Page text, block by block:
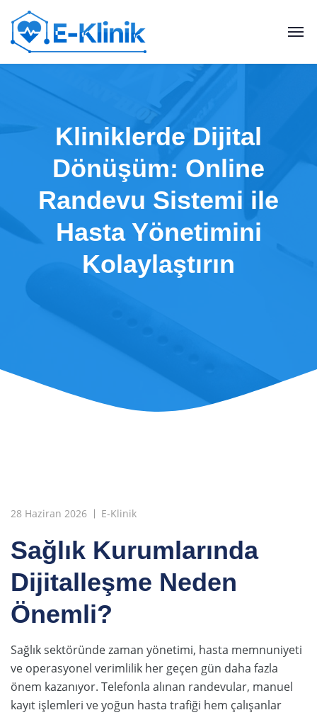
Kliniklerde Dijital
Dönüşüm: Online
Randevu Sistemi ile
Hasta Yönetimini
Kolaylaştırın
28 Haziran 2026 E-Klinik
Sağlık Kurumlarında
Dijitalleşme Neden
Önemli?
Sağlık sektöründe zaman yönetimi, hasta memnuniyeti
ve operasyonel verimlilik her geçen gün daha fazla
önem kazanıyor. Telefonla alınan randevular, manuel
kayıt işlemleri ve yoğun hasta trafiği hem çalışanlar